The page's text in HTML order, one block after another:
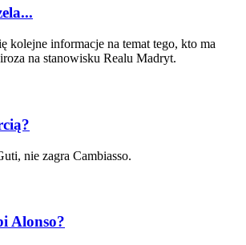
kolejne informacje na temat tego, kto ma
na stanowisku Realu Madryt.
nie zagra Cambiasso.
Alonso?